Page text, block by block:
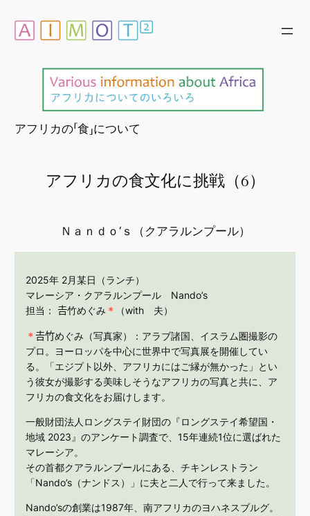
プアフリカの「食」について
アフリカの食文化に挑戦（6）
Ｎａｎｄｏ‘ｓ（クアラルンプール）
2025年 2月某日（ランチ）
マレーシア・クアラルンプール Nando’s
担当： 𠮷竹めぐみ ＊ （with 夫）
＊𠮷竹めぐみ（写真家）：アラブ諸国、イスラム圏撮影の
プロ。ヨーロッパを中心に世界中で写真展を開催してい
る。「エジプト以外、アフリカにはご縁が無かった」とい
う彼女が撮影する美味しそうなアフリカの写真と共に、ア
フリカの食文化をお届けします。
一般財団法人ロングステイ財団の『ロングステイ希望国・
地域 2023』のアンケート調査で、15年連続1位に選ばれた
マレーシア。
その首都クアラルンプールにある、チキンレストラン
「Nando’s（ナンドス）」に夫と二人で行って来ました。
Nando’sの創業は1987年、南アフリカのヨハネスブルグ。